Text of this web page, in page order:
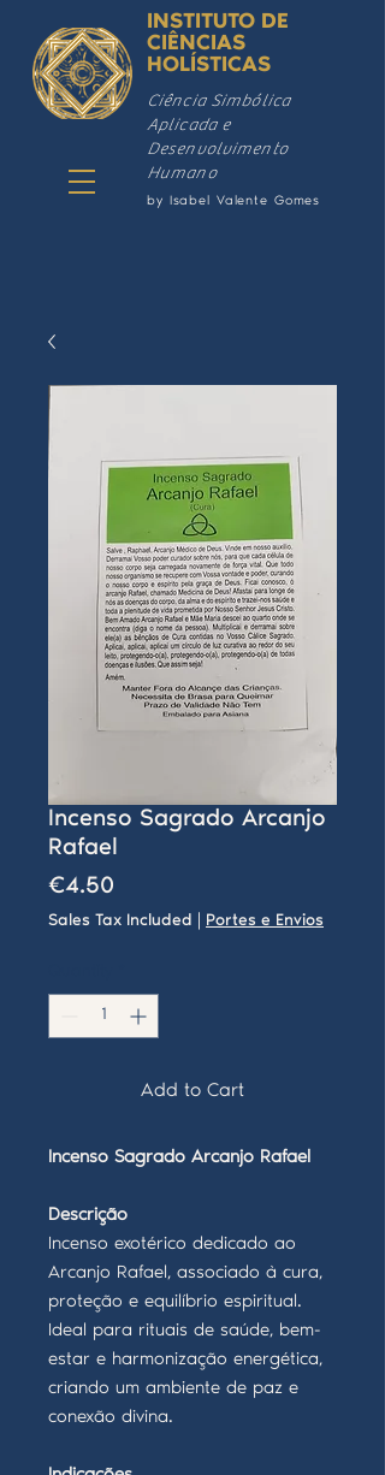
INSTITUTO DE
CIÊNCIAS
HOLÍSTICAS
by Isabel Valente Gomes
Ciência Simbólica
Aplicada e
Desenvolvimento
Humano
Incenso Sagrado Arcanjo
Rafael
€4.50
Sales Tax Included Portes e Envios
Add to Cart
Incenso Sagrado Arcanjo Rafael
Descrição
Incenso exotérico dedicado ao
Arcanjo Rafael, associado à cura,
proteção e equilíbrio espiritual.
Ideal para rituais de saúde, bem-
estar e harmonização energética,
criando um ambiente de paz e
conexão divina.